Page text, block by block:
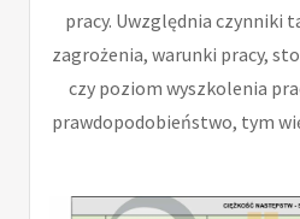
pracy. Uwzględnia czynniki
zagrożenia, warunki pracy,
czy poziom wyszkolenia
prawdopodobieństwo, tym